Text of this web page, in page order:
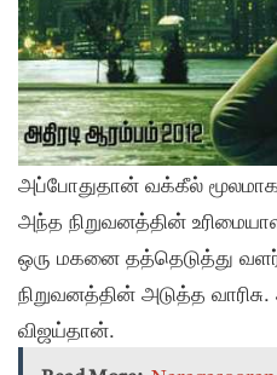
அப்போதுதான் வக்கீல்
அந்த நிறுவனத்தின்
ஒரு மகனை தத்தெடுத்து
நிறுவனத்தின் அடுத்த
விஜய்தான்.